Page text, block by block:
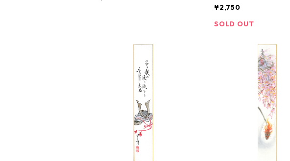
¥2,750
SOLD OUT